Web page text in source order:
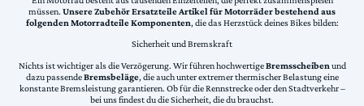
müssen. Unsere Zubehör Ersatzteile Artikel für Motorräder bestehend aus
folgenden Motorradteile Komponenten, die das Herzstück deines Bikes bilden:
Sicherheit und Bremskraft
Nichts ist wichtiger als die Verzögerung. Wir führen hochwertigeBremsscheiben und
dazu passendeBremsbeläge, die auch unter extremer thermischer Belastung eine
konstante Bremsleistung garantieren. Ob für die Rennstrecke oder den Stadtverkehr –
bei uns findest du die Sicherheit, die du brauchst.